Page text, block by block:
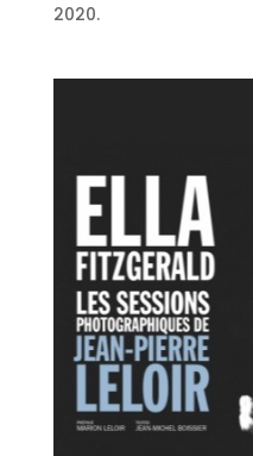
2020.